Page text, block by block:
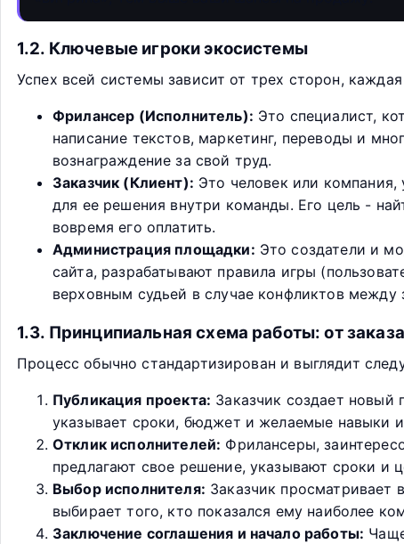
1.2. Ключевые игроки экосистемы
Успех всей системы зависит от трех сторон,
Фрилансер (Исполнитель): Это специалист,
написание текстов, маркетинг, переводы и
вознаграждение за свой труд.
Заказчик (Клиент): Это человек или компания,
для ее решения внутри команды. Его цель -
вовремя его оплатить.
Администрация площадки: Это создатели и
сайта, разрабатывают правила игры
верховным судьей в случае конфликтов между
1.3. Принципиальная схема работы: от
Процесс обычно стандартизирован и выглядит
Публикация проекта: Заказчик создает
указывает сроки, бюджет и желаемые навыки
Отклик исполнителей: Фрилансеры,
предлагают свое решение, указывают сроки и
Выбор исполнителя: Заказчик просматривает
выбирает того, кто показался ему наиболее
Заключение соглашения и начало работы: